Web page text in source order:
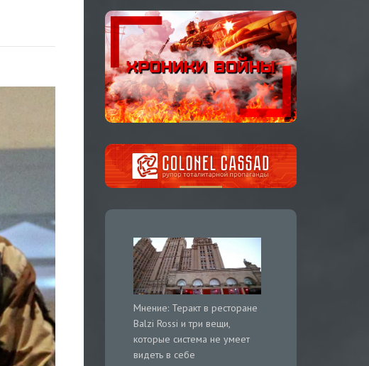
Мнение: Теракт в ресторане
Balzi Rossi и три вещи,
которые система не умеет
видеть в себе